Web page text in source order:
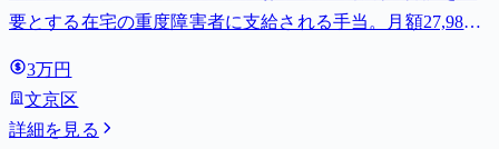
要とする在宅の重度障害者に支給される手当。月額27,980
3万円
文京区
詳細を見る